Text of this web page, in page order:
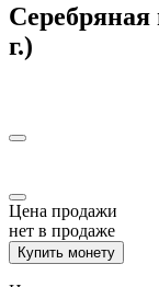
Серебряная
г.)
Цена продажи
нет в продаже
Купить монету